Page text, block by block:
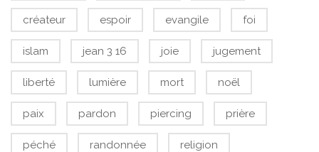
créateur espoir evangile foi
islam jean 3 16 joie jugement
liberté lumière mort noël
paix pardon piercing prière
péché randonnée religion